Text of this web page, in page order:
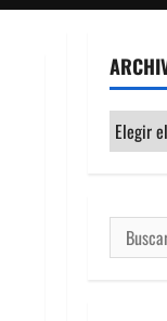
Archivos
Buscar: